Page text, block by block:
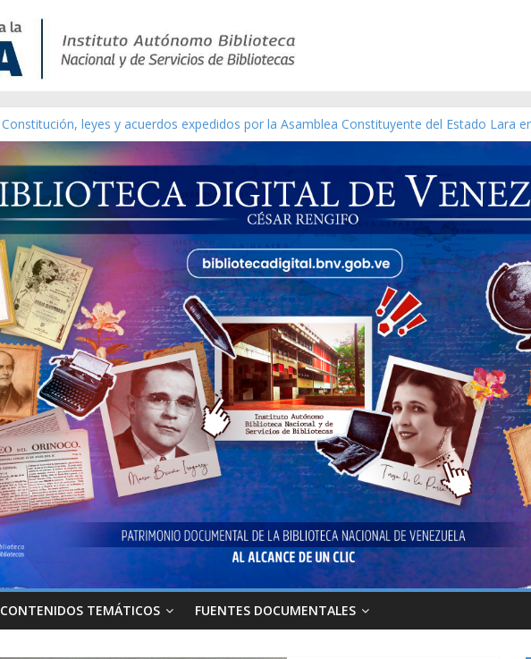
Constitución, leyes y acuerdos expedidos por la Asamblea Constituyente del Estado Lara
Una Parálisis [material gráfico]
Modesta Bor Sánchez [material gráfico]
Gaceta Oficial de la República de Venezuela año CXXXIII Mes V, Caracas 09 de marzo de
Catálogo temático de obras de Modesta Bor
CONTENIDOS TEMÁTICOS FUENTES DOCUMENTALES